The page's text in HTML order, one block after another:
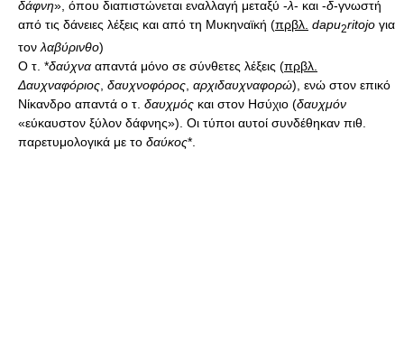
δάφνη», όπου διαπιστώνεται εναλλαγή μεταξύ -λ- και -δ-γνωστή
από τις δάνειες λέξεις και από τη Μυκηναϊκή (πρβλ. dapu2ritojo για
τον λαβύρινθο)
Ο τ. *δαύχνα απαντά μόνο σε σύνθετες λέξεις (πρβλ.
Δαυχναφόριος δαυχνοφόρος αρχιδαυχναφορώ), ενώ στον επικό
Νίκανδρο απαντά ο τ. δαυχμός και στον Ησύχιο (δαυχμόν
«εύκαυστον ξύλον δάφνης»). Οι τύποι αυτοί συνδέθηκαν πιθ.
παρετυμολογικά με το δαύκος*.